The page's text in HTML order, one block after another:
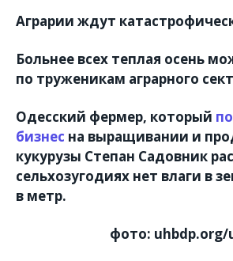
Аграрии ждут
Больнее всех теплая осень
по труженикам аграрного
Одесский фермер, который
бизнес на выращивании и
кукурузы Степан Садовник
сельхозугодиях нет влаги в
в метр.
фото: uhbdp.org/